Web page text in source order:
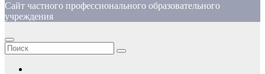
Сайт частного профессионального образовательного
учреждения